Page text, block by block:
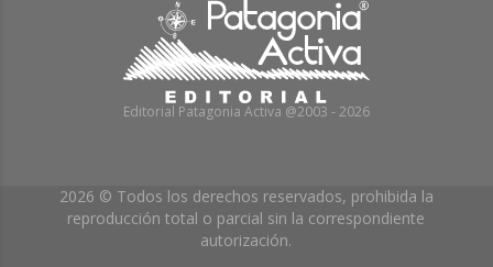
Editorial Patagonia Activa @2003 - 2026
2026 © Todos los derechos reservados, prohibida la
reproducción total o parcial sin la correspondiente
autorización.